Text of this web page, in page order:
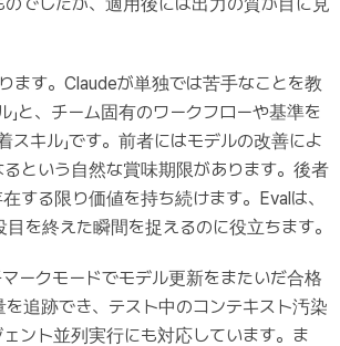
ます。Claudeが単独では苦手なことを教
」と、チーム固有のワークフローや基準を
スキル」です。前者にはモデルの改善によ
るという自然な賞味期限があります。後者
する限り価値を持ち続けます。Evalは、
を終えた瞬間を捉えるのに役立ちます。
ークモードでモデル更新をまたいだ合格
追跡でき、テスト中のコンテキスト汚染
ント並列実行にも対応しています。ま